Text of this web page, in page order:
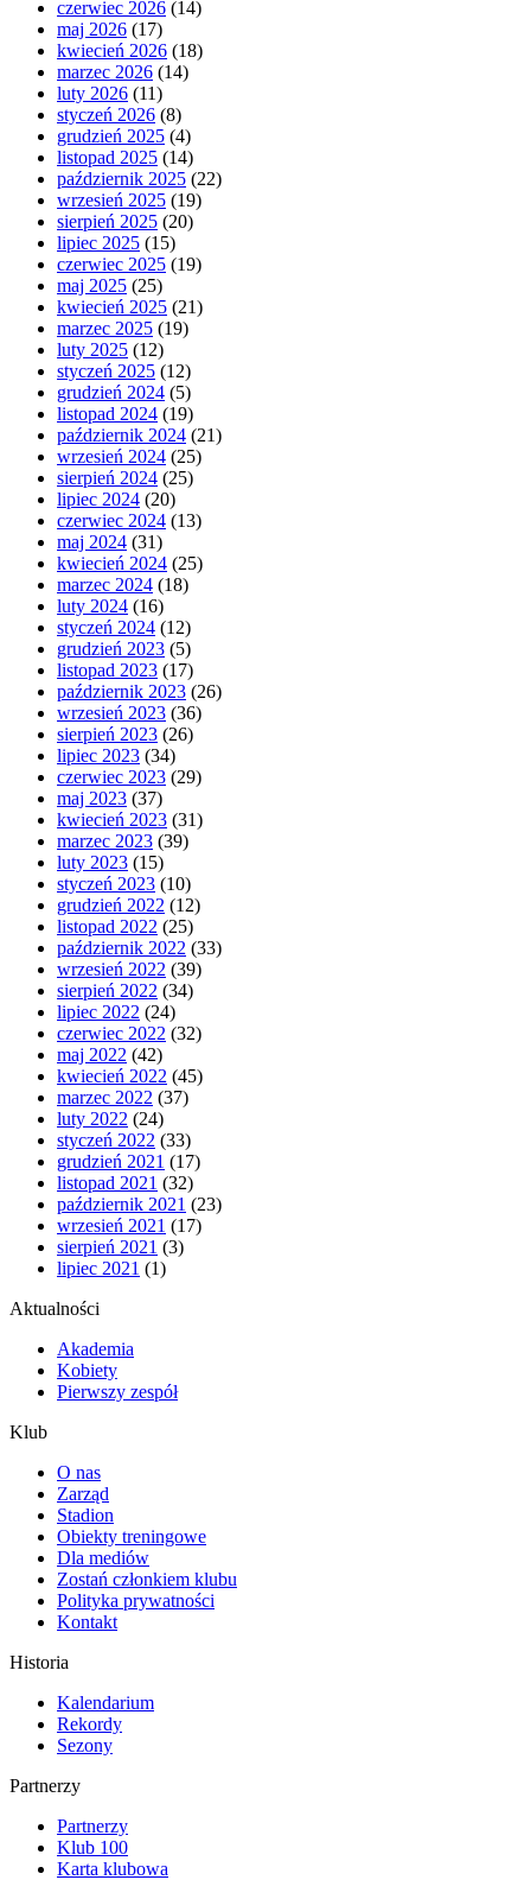
czerwiec 2026 (14)
maj 2026 (17)
kwiecień 2026 (18)
marzec 2026 (14)
luty 2026 (11)
styczeń 2026 (8)
grudzień 2025 (4)
listopad 2025 (14)
październik 2025 (22)
wrzesień 2025 (19)
sierpień 2025 (20)
lipiec 2025 (15)
czerwiec 2025 (19)
maj 2025 (25)
kwiecień 2025 (21)
marzec 2025 (19)
luty 2025 (12)
styczeń 2025 (12)
grudzień 2024 (5)
listopad 2024 (19)
październik 2024 (21)
wrzesień 2024 (25)
sierpień 2024 (25)
lipiec 2024 (20)
czerwiec 2024 (13)
maj 2024 (31)
kwiecień 2024 (25)
marzec 2024 (18)
luty 2024 (16)
styczeń 2024 (12)
grudzień 2023 (5)
listopad 2023 (17)
październik 2023 (26)
wrzesień 2023 (36)
sierpień 2023 (26)
lipiec 2023 (34)
czerwiec 2023 (29)
maj 2023 (37)
kwiecień 2023 (31)
marzec 2023 (39)
luty 2023 (15)
styczeń 2023 (10)
grudzień 2022 (12)
listopad 2022 (25)
październik 2022 (33)
wrzesień 2022 (39)
sierpień 2022 (34)
lipiec 2022 (24)
czerwiec 2022 (32)
maj 2022 (42)
kwiecień 2022 (45)
marzec 2022 (37)
luty 2022 (24)
styczeń 2022 (33)
grudzień 2021 (17)
listopad 2021 (32)
październik 2021 (23)
wrzesień 2021 (17)
sierpień 2021 (3)
lipiec 2021 (1)
Aktualności
Akademia
Kobiety
Pierwszy zespół
Klub
O nas
Zarząd
Stadion
Obiekty treningowe
Dla mediów
Zostań członkiem klubu
Polityka prywatności
Kontakt
Historia
Kalendarium
Rekordy
Sezony
Partnerzy
Partnerzy
Klub 100
Karta klubowa